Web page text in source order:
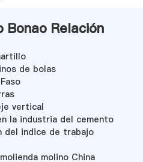
Relación
de bolas
vertical
la industria del cemento
del indice de trabajo
molino China